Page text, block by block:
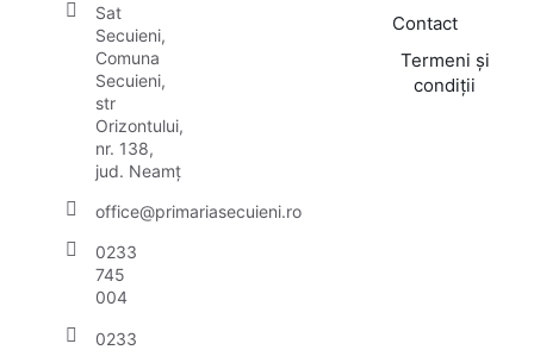
Sat
Secuieni,
Comuna
Secuieni,
str
Orizontului,
nr. 138,
jud. Neamț
office@primariasecuieni.ro
0233
745
004
0233
Contact
Termeni și
condiții